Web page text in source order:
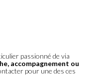
passionné de via
accompagnement ou
pour une des ces